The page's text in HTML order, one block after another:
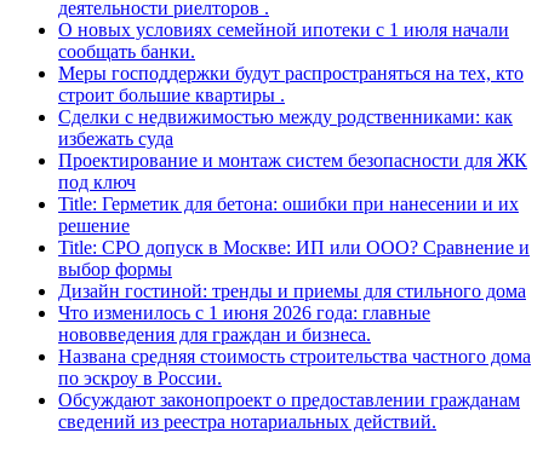
деятельности риелторов .
О новых условиях семейной ипотеки с 1 июля начали
сообщать банки.
Меры господдержки будут распространяться на тех, кто
строит большие квартиры .
Сделки с недвижимостью между родственниками: как
избежать суда
Проектирование и монтаж систем безопасности для ЖК
под ключ
Title: Герметик для бетона: ошибки при нанесении и их
решение
Title: СРО допуск в Москве: ИП или ООО? Сравнение и
выбор формы
Дизайн гостиной: тренды и приемы для стильного дома
Что изменилось с 1 июня 2026 года: главные
нововведения для граждан и бизнеса.
Названа средняя стоимость строительства частного дома
по эскроу в России.
Обсуждают законопроект о предоставлении гражданам
сведений из реестра нотариальных действий.